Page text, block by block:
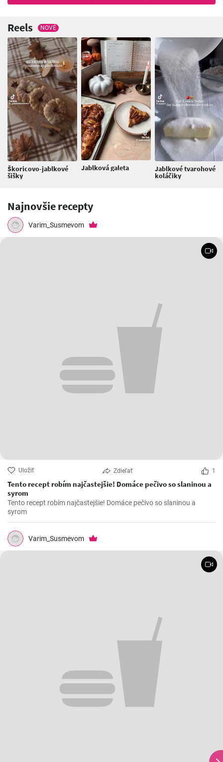
Reels NOVÉ
Škoricovo-jablkové
šišky
Jablková galeta Jablkové tvarohové
koláčiky
Najnovšie recepty
Varim_Susmevom
Uložiť Zdieľať 1
Tento recept robím najčastejšie! Domáce pečivo so slaninou a
syrom
Tento recept robím najčastejšie! Domáce pečivo so slaninou a
syrom
Varim_Susmevom